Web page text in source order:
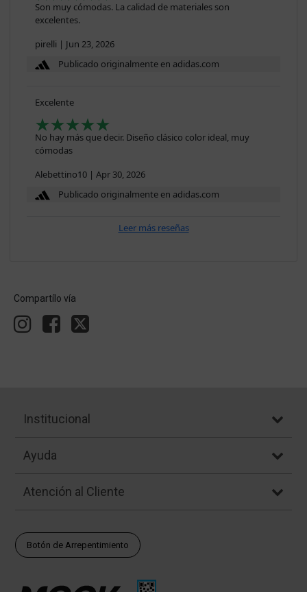
Son muy cómodas. La calidad de materiales son
excelentes.
pirelli | Jun 23, 2026
Publicado originalmente en adidas.com
Excelente
No hay más que decir. Diseño clásico color ideal, muy
cómodas
Alebettino10 | Apr 30, 2026
Publicado originalmente en adidas.com
Leer más reseñas
Compartílo vía
Institucional
Ayuda
Atención al Cliente
Botón de Arrepentimiento